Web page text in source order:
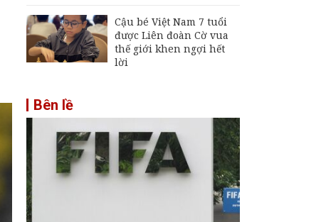
Cậu bé Việt Nam 7 tuổi
được Liên đoàn Cờ vua
thế giới khen ngợi hết
lời
Bên lề